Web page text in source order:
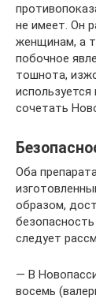
не имеет. Он
женщинам, а
побочное
тошнота,
сочетать
Оба
образом,
следует
— В
восемь